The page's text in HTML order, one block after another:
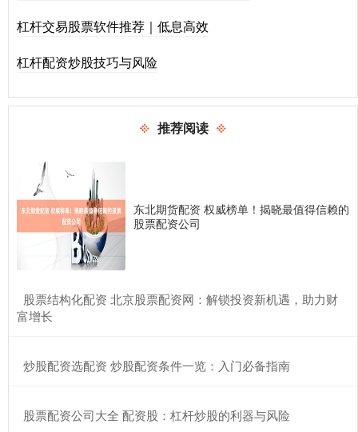
杠杆交易股票软件推荐｜低息高效
杠杆配资炒股技巧与风险
推荐阅读
东北期货配资 权威榜单！揭晓最值得信赖的
股票配资公司
​股票结构化配资 北京股票配资网：解锁投资新机遇，助力财
富增长
​炒股配资选配资 炒股配资条件一览：入门必备指南
​股票配资公司大全 配资股：杠杆炒股的利器与风险